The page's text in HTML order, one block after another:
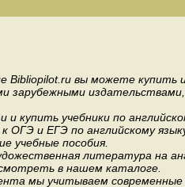
вы можете купить
зарубежными издательствами,
купить учебники по
ОГЭ и ЕГЭ по английскому
учебные пособия.
литература на
в нашем каталоге.
мы учитываем